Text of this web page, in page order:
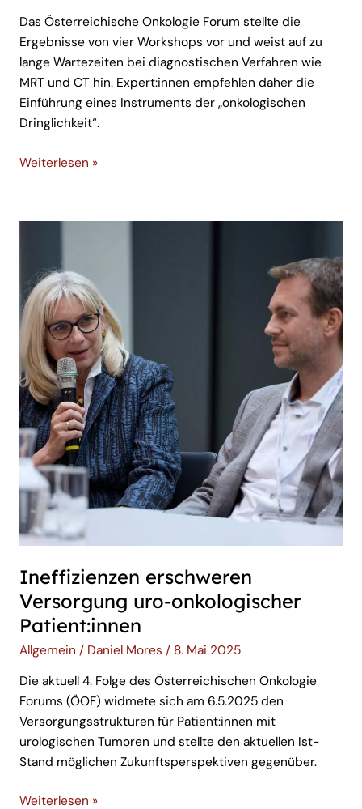
Das Österreichische Onkologie Forum stellte die
Ergebnisse von vier Workshops vor und weist auf zu
lange Wartezeiten bei diagnostischen Verfahren wie
MRT und CT hin. Expert:innen empfehlen daher die
Einführung eines Instruments der „onkologischen
Dringlichkeit“.
Weiterlesen »
Ineffizienzen erschweren
Versorgung uro-onkologischer
Patient:innen
Allgemein / Daniel Mores / 8. Mai 2025
Die aktuell 4. Folge des Österreichischen Onkologie
Forums (ÖOF) widmete sich am 6.5.2025 den
Versorgungsstrukturen für Patient:innen mit
urologischen Tumoren und stellte den aktuellen Ist-
Stand möglichen Zukunftsperspektiven gegenüber.
Versorgung
uro-
onkologischer
Patient:innen
Weiterlesen »